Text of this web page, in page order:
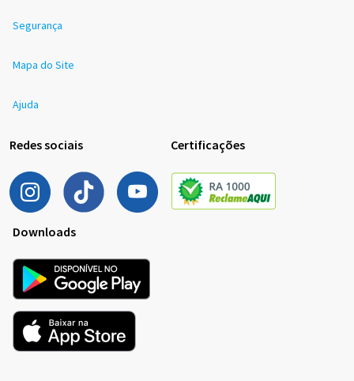
Segurança
Mapa do Site
Ajuda
Redes sociais Certificações
Downloads